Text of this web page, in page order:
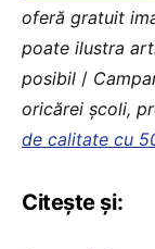
oferă gratuit
poate ilustra
posibil /
oricărei școli,
de calitate cu
Citește și: